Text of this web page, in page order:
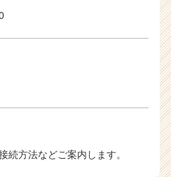
続方法などご案内します。